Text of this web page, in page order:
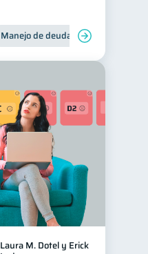
Manejo de deudas
Laura M. Dotel y Erick